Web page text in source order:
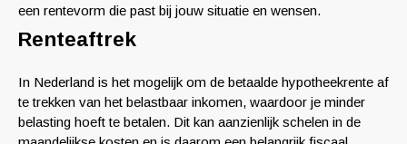
een rentevorm die past bij jouw situatie en wensen.
Renteaftrek
In Nederland is het mogelijk om de betaalde hypotheekrente af
te trekken van het belastbaar inkomen, waardoor je minder
belasting hoeft te betalen. Dit kan aanzienlijk schelen in de